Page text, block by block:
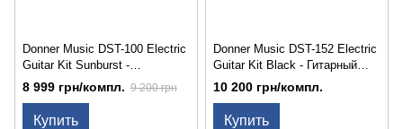
Donner Music DST-100 Electric
Guitar Kit Sunburst -
Электрогитара
8 999 грн/компл. 9 200 грн
Купить
Donner Music DST-152 Electric
Guitar Kit Black - Гитарный
набор
10 200 грн/компл.
Купить